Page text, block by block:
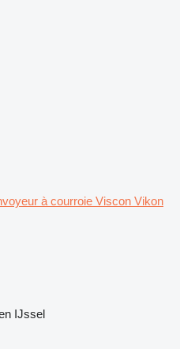
à courroie Viscon Vikon
IJssel